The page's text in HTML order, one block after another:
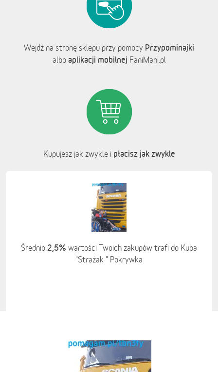
Wejdź na stronę sklepu przy pomocy Przypominajki
albo aplikacji mobilnej FaniMani.pl
Kupujesz jak zwykle i płacisz jak zwykle
Średnio 2,5% wartości Twoich zakupów trafi do Kuba
"Strażak " Pokrywka